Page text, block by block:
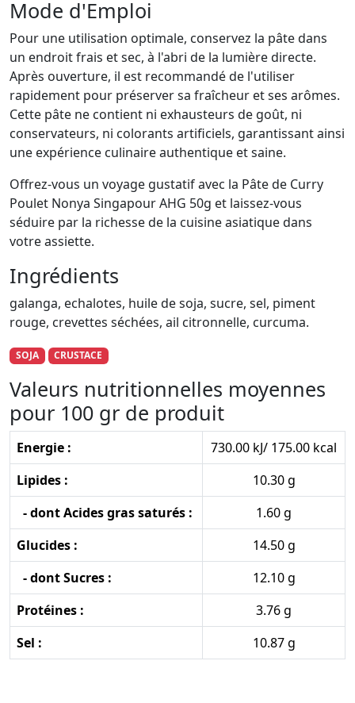
Mode d'Emploi
Pour une utilisation optimale, conservez la pâte dans
un endroit frais et sec, à l'abri de la lumière directe.
Après ouverture, il est recommandé de l'utiliser
rapidement pour préserver sa fraîcheur et ses arômes.
Cette pâte ne contient ni exhausteurs de goût, ni
conservateurs, ni colorants artificiels, garantissant ainsi
une expérience culinaire authentique et saine.
Offrez-vous un voyage gustatif avec la Pâte de Curry
Poulet Nonya Singapour AHG 50g et laissez-vous
séduire par la richesse de la cuisine asiatique dans
votre assiette.
Ingrédients
galanga, echalotes, huile de soja, sucre, sel, piment
rouge, crevettes séchées, ail citronnelle, curcuma.
SOJA CRUSTACE
Valeurs nutritionnelles moyennes
pour 100 gr de produit
Energie :
730.00 kJ/ 175.00 kcal
Lipides :
10.30 g
- dont Acides gras saturés :
1.60 g
Glucides :
14.50 g
- dont Sucres :
12.10 g
Protéines :
3.76 g
Sel :
10.87 g